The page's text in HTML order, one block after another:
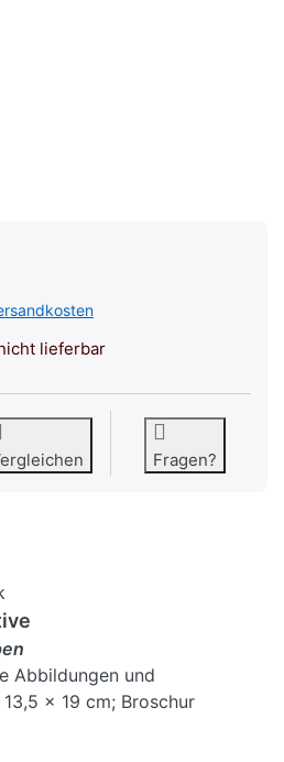
lieferbar
Fragen?
Abbildungen und
x 19 cm; Broschur